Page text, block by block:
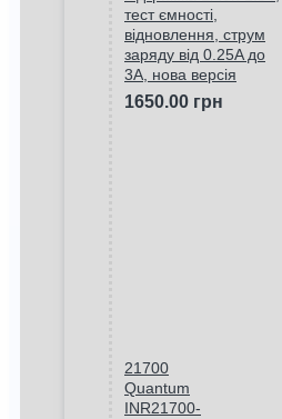
тест ємності,
відновлення, струм
заряду від 0.25A до
3A, нова версія
1650.00 грн
21700
Quantum
INR21700-